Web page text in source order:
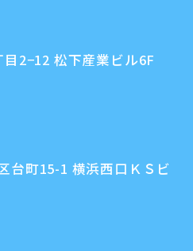
2−12 松下産業ビル6F
台町15-1 横浜西口ＫＳビ